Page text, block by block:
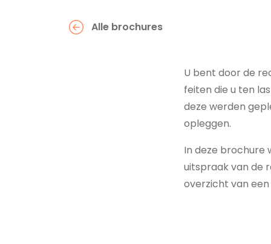
Alle brochures
U bent door de
feiten die u ten
deze werden
opleggen.
In deze brochure
uitspraak van de
overzicht van